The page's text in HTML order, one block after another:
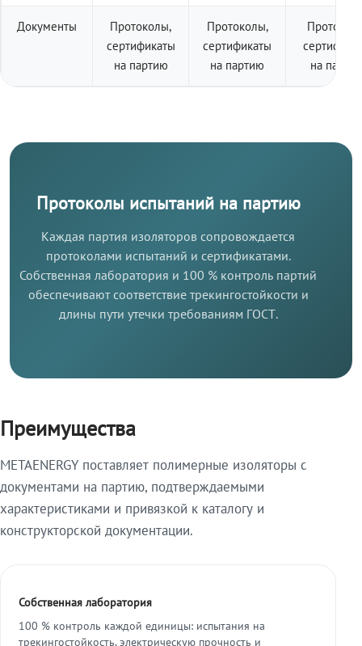
Документы
Протоколы,
сертификаты
на партию
Протоколы,
сертификаты
на партию
на
Протоколы испытаний на партию
Каждая партия изоляторов сопровождается
протоколами испытаний и сертификатами.
Собственная лаборатория и 100 % контроль партий
обеспечивают соответствие трекингостойкости и
длины пути утечки требованиям ГОСТ.
Преимущества
METAENERGY поставляет полимерные изоляторы с
документами на партию, подтверждаемыми
характеристиками и привязкой к каталогу и
конструкторской документации.
Собственная лаборатория
100 % контроль каждой единицы: испытания на
трекингостойкость, электрическую прочность и